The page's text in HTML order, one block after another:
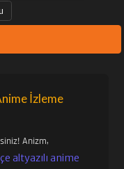
İzleme
Anizm,
altyazılı anime